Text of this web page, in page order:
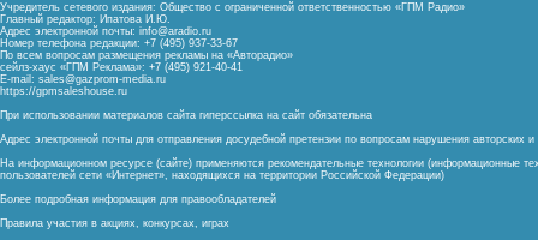
Учредитель сетевого издания: Общество с ограниченной ответственностью «ГПМ Радио»
Главный редактор: Ипатова И.Ю.
Адрес электронной почты: info@aradio.ru
Номер телефона редакции: +7 (495) 937-33-67
По всем вопросам размещения рекламы на «Авторадио»
сейлз-хаус «ГПМ Реклама»: +7 (495) 921-40-41
E-mail: sales@gazprom-media.ru
https://gpmsaleshouse.ru
При использовании материалов сайта гиперссылка на сайт обязательна
Адрес электронной почты для отправления досудебной претензии по вопросам нарушения авторских
На информационном ресурсе (сайте) применяются рекомендательные технологии (информационные
пользователей сети «Интернет», находящихся на территории Российской Федерации)
Более подробная информация для правообладателей
Правила участия в акциях, конкурсах, играх